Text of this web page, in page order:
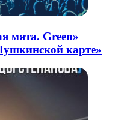
мята. Green»
карте»